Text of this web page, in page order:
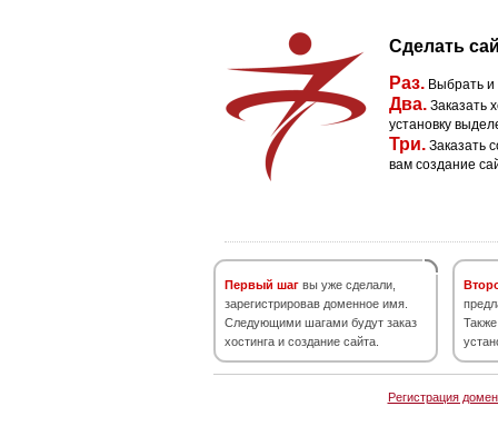
Сделать
Раз. Выбрать и
Два. Заказать
установку
Три. Заказать
вам создание
Первый шаг вы уже сделали,
зарегистрировав доменное имя.
Следующими шагами будут заказ
хостинга и создание сайта.
Регистрация